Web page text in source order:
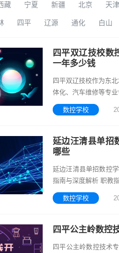
藏 宁夏 新疆 北京 天津
四平 辽源 通化 白山
四平双辽技校数
一年多少钱
四平双辽技校作为东
体化、汽车维修等专
数控技术作为智能制
就业市场中较为热
数控学校
延边汪清县单招
哪些
延边汪清县单招数控
指南与深度解析 职教
数控学校
四平公主岭数控
四平公主岭数控技术